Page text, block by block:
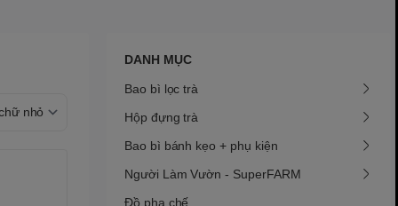
DANH MỤC
Bao bì lọc trà
Hộp đựng trà
Bao bì bánh kẹo + phụ kiện
Người Làm Vườn - SuperFARM
Đồ pha chế